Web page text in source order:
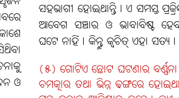
ଓ
ସହଭାଗୀ ହୋଇଥାନ୍ତି। ଏ ସମସ୍ତ
ଆବେଗ ସଞ୍ଚାର ଓ ଭାବାବିଷ୍ଟ
ଘଟେ ନାହିଁ। କିନ୍ତୁ କ୍ବଚିତ୍‌ ଏହା ସତ୍ୟ।
(୫) ଗୋଟିଏ ଛୋଟ ଘଟଣାର
ଚମତ୍କାର ତଥା ଭିନ୍ନ ଢଙ୍ଗରେ